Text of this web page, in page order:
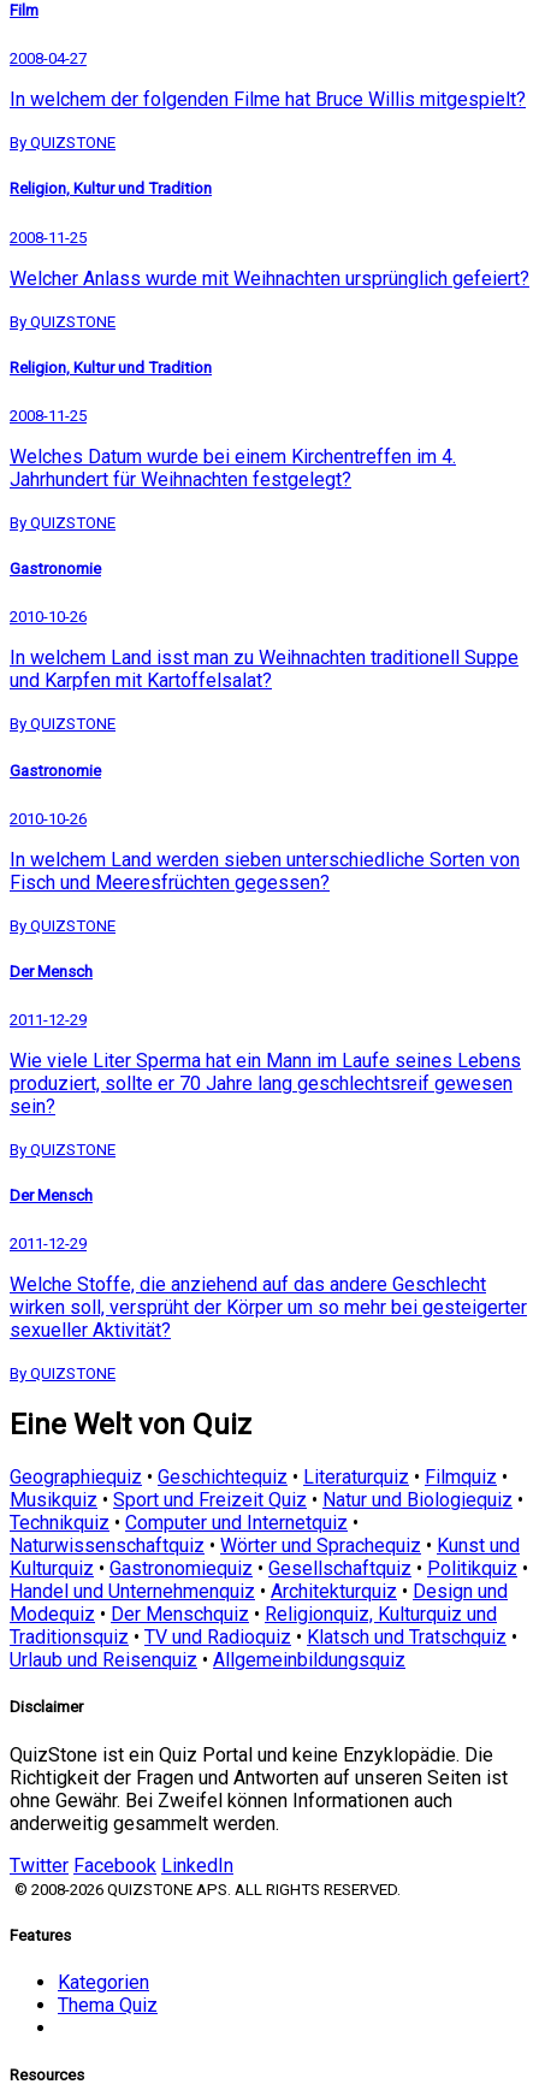
Film
2008-04-27
In welchem der folgenden Filme hat Bruce Willis mitgespielt?
By QUIZSTONE
Religion, Kultur und Tradition
2008-11-25
Welcher Anlass wurde mit Weihnachten ursprünglich gefeiert?
By QUIZSTONE
Religion, Kultur und Tradition
2008-11-25
Welches Datum wurde bei einem Kirchentreffen im 4.
Jahrhundert für Weihnachten festgelegt?
By QUIZSTONE
Gastronomie
2010-10-26
In welchem Land isst man zu Weihnachten traditionell Suppe
und Karpfen mit Kartoffelsalat?
By QUIZSTONE
Gastronomie
2010-10-26
In welchem Land werden sieben unterschiedliche Sorten von
Fisch und Meeresfrüchten gegessen?
By QUIZSTONE
Der Mensch
2011-12-29
Wie viele Liter Sperma hat ein Mann im Laufe seines Lebens
produziert, sollte er 70 Jahre lang geschlechtsreif gewesen
sein?
By QUIZSTONE
Der Mensch
2011-12-29
Welche Stoffe, die anziehend auf das andere Geschlecht
wirken soll, versprüht der Körper um so mehr bei gesteigerter
sexueller Aktivität?
By QUIZSTONE
Eine Welt von Quiz
Geographiequiz • Geschichtequiz • Literaturquiz • Filmquiz •
Musikquiz • Sport und Freizeit Quiz • Natur und Biologiequiz •
Technikquiz • Computer und Internetquiz •
Naturwissenschaftquiz • Wörter und Sprachequiz • Kunst und
Kulturquiz • Gastronomiequiz • Gesellschaftquiz • Politikquiz •
Handel und Unternehmenquiz • Architekturquiz • Design und
Modequiz • Der Menschquiz • Religionquiz, Kulturquiz und
Traditionsquiz • TV und Radioquiz • Klatsch und Tratschquiz •
Urlaub und Reisenquiz • Allgemeinbildungsquiz
Disclaimer
QuizStone ist ein Quiz Portal und keine Enzyklopädie. Die
Richtigkeit der Fragen und Antworten auf unseren Seiten ist
ohne Gewähr. Bei Zweifel können Informationen auch
anderweitig gesammelt werden.
Twitter Facebook LinkedIn
© 2008-2026 QUIZSTONE APS. ALL RIGHTS RESERVED.
Features
Kategorien
Thema Quiz
Resources